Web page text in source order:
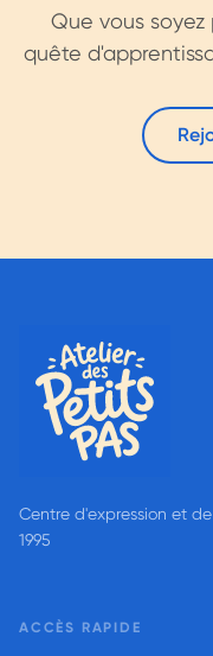
Que vous
quête
Centre d'expression et
1995
ACCÈS RAPIDE